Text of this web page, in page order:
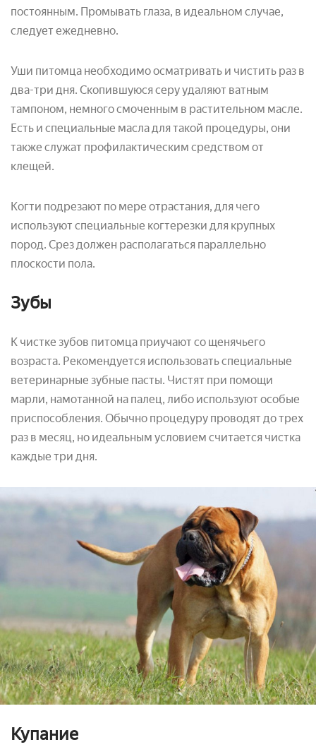
постоянным. Промывать глаза, в идеальном случае,
следует ежедневно.
Уши питомца необходимо осматривать и чистить раз в
два-три дня. Скопившуюся серу удаляют ватным
тампоном, немного смоченным в растительном масле.
Есть и специальные масла для такой процедуры, они
также служат профилактическим средством от
клещей.
Когти подрезают по мере отрастания, для чего
используют специальные когтерезки для крупных
пород. Срез должен располагаться параллельно
плоскости пола.
Зубы
К чистке зубов питомца приучают со щенячьего
возраста. Рекомендуется использовать специальные
ветеринарные зубные пасты. Чистят при помощи
марли, намотанной на палец, либо используют особые
приспособления. Обычно процедуру проводят до трех
раз в месяц, но идеальным условием считается чистка
каждые три дня.
Купание